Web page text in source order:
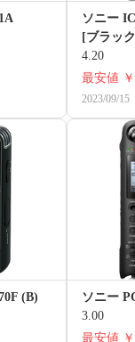
ソニー
[ブラッ
4.20
最安値
2023/09/15
(B)
ソニー
3.00
最安値